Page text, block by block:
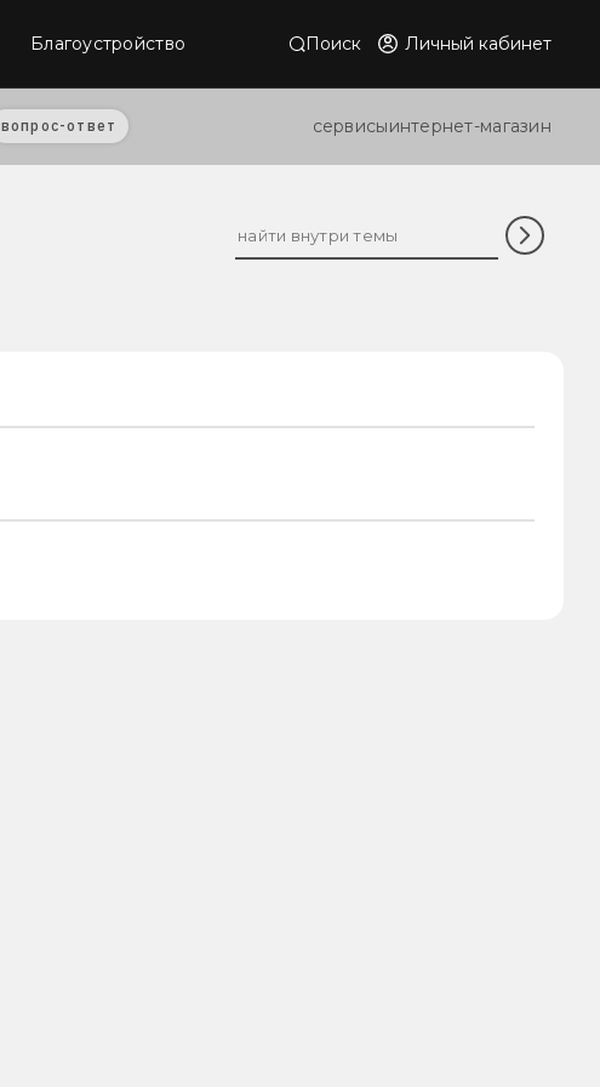
Благоустройство Поиск Личный кабинет
вопрос-ответ сервисыинтернет-магазин